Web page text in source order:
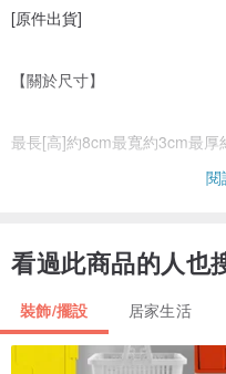
[原件出貨]
【關於尺寸】
最長[高]約8cm最寬約3cm最厚
閱
看過此商品的人也
裝飾/擺設 居家生活